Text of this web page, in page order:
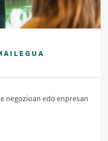
negozioan edo enpresan